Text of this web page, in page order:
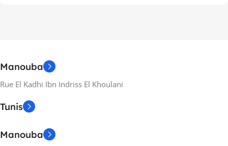
Manouba
Rue El Kadhi Ibn Indriss El Khoulani
Tunis
Manouba